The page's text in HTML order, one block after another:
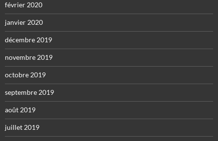
février 2020
janvier 2020
décembre 2019
novembre 2019
octobre 2019
septembre 2019
août 2019
juillet 2019